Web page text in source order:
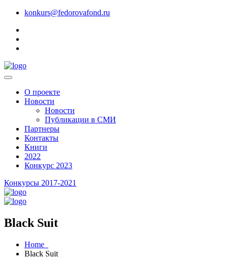
konkurs@fedorovafond.ru
О проекте
Новости
Новости
Публикации в СМИ
Партнеры
Контакты
Книги
2022
Конкурс 2023
Конкурсы 2017-2021
Black Suit
Home
Black Suit